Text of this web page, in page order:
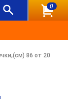
0
86 от 20